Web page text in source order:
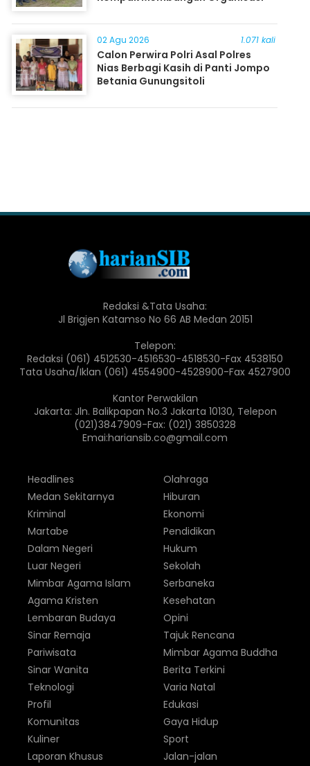
02 Agu 2026 1.071 kali
Calon Perwira Polri Asal Polres
Nias Berbagi Kasih di Panti Jompo
Betania Gunungsitoli
Redaksi &Tata Usaha:
Jl Brigjen Katamso No 66 AB Medan 20151
Telepon:
Redaksi (061) 4512530-4516530-4518530-Fax 4538150
Tata Usaha/Iklan (061) 4554900-4528900-Fax 4527900
Kantor Perwakilan
Jakarta: Jln. Balikpapan No.3 Jakarta 10130, Telepon
(021)3847909-Fax: (021) 3850328
Emai:hariansib.co@gmail.com
Headlines
Medan Sekitarnya
Kriminal
Martabe
Dalam Negeri
Luar Negeri
Olahraga
Hiburan
Ekonomi
Pendidikan
Hukum
Sekolah
Mimbar Agama Islam
Agama Kristen
Lembaran Budaya
Sinar Remaja
Pariwisata
Sinar Wanita
Serbaneka
Kesehatan
Opini
Tajuk Rencana
Mimbar Agama Buddha
Berita Terkini
Teknologi
Profil
Komunitas
Kuliner
Laporan Khusus
Varia Natal
Edukasi
Gaya Hidup
Sport
Jalan-jalan